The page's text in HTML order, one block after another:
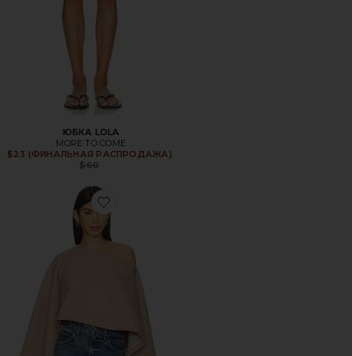
ЮБКА LOLA
MORE TO COME
$23 (ФИНАЛЬНАЯ РАСПРОДАЖА)
Previous price:
$60
Favorite НАКИДКА BETH